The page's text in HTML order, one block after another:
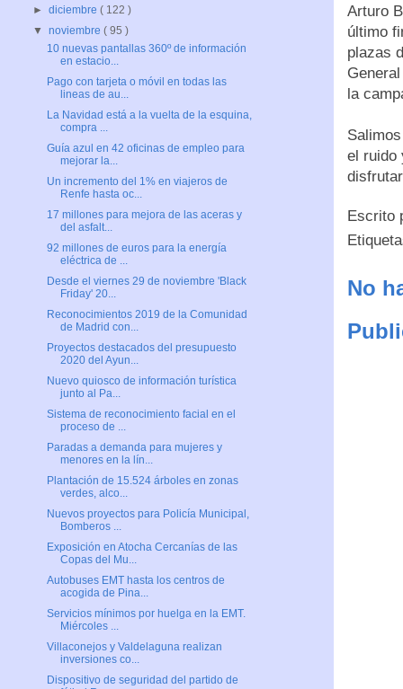
Arturo
último
plazas
la
el ruido
Escrito
No
►diciembre( 122 )
▼noviembre( 95 )
10 nuevas pantallas 360º de información
en estacio...
Pago con tarjeta o móvil en todas las
lineas de au...
La Navidad está a la vuelta de la esquina,
compra ...
Guía azul en 42 oficinas de empleo para
mejorar la...
Un incremento del 1% en viajeros de
Renfe hasta oc...
17 millones para mejora de las aceras y
del asfalt...
92 millones de euros para la energía
eléctrica de ...
Desde el viernes 29 de noviembre 'Black
Friday' 20...
Reconocimientos 2019 de la Comunidad
de Madrid con...
Proyectos destacados del presupuesto
2020 del Ayun...
Nuevo quiosco de información turística
junto al Pa...
Sistema de reconocimiento facial en el
proceso de ...
Paradas a demanda para mujeres y
menores en la lín...
Plantación de 15.524 árboles en zonas
verdes, alco...
Nuevos proyectos para Policía Municipal,
Bomberos ...
Exposición en Atocha Cercanías de las
Copas del Mu...
Autobuses EMT hasta los centros de
acogida de Pina...
Servicios mínimos por huelga en la EMT.
Miércoles ...
Villaconejos y Valdelaguna realizan
inversiones co...
Dispositivo de seguridad del partido de